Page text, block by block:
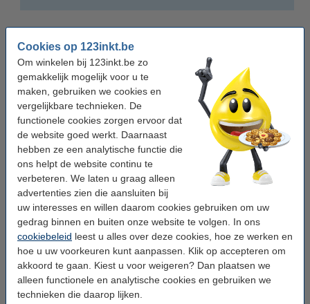
Cookies op 123inkt.be
Om winkelen bij 123inkt.be zo
gemakkelijk mogelijk voor u te
maken, gebruiken we cookies en
vergelijkbare technieken. De
functionele cookies zorgen ervoor dat
de website goed werkt. Daarnaast
hebben ze een analytische functie die
ons helpt de website continu te
verbeteren. We laten u graag alleen
advertenties zien die aansluiten bij
uw interesses en willen daarom cookies gebruiken om uw
gedrag binnen en buiten onze website te volgen. In ons
cookiebeleid leest u alles over deze cookies, hoe ze werken en
hoe u uw voorkeuren kunt aanpassen. Klik op accepteren om
akkoord te gaan. Kiest u voor weigeren? Dan plaatsen we
alleen functionele en analytische cookies en gebruiken we
technieken die daarop lijken.
Convectorkachel
Een convectorkachel maakt slim
gebruik van het principe dat warme
lucht opstijgt. In de kachel wordt lucht
opgewarmd, zodat deze de bovenkant
van de kachel verlaat en de ruimte
opwarmt. Daarna koelt de lucht af en
zakt weer naar beneden. Vervolgens
wordt de afgekoelde lucht aan de
onderkant van de kachel weer aangezogen. Op die manier
ontstaat een natuurlijke circulatie van lucht die steeds weer
Een convectorkachel is meestal wat groter, maar dat betekent
niet altijd dat u er grotere ruimtes mee kan verwarmen. Dat lukt
alleen met modellen waar een ventilator aan is toegevoegd, die
zorgt voor extra verspreiding van warme lucht.
Convectorkachels zonder zo’n ventilator zijn daarentegen
nagenoeg geluidloos. Zoekt u een kachel voor ruimtes waar